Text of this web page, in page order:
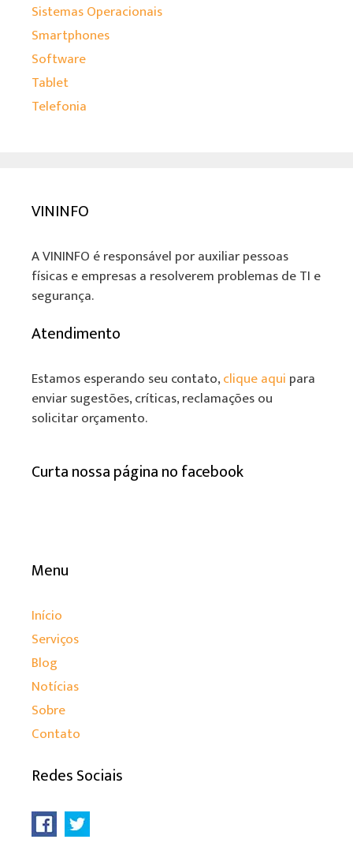
Sistemas Operacionais
Smartphones
Software
Tablet
Telefonia
VININFO
A VININFO é responsável por auxiliar pessoas
físicas e empresas a resolverem problemas de TI e
segurança.
Atendimento
Estamos esperando seu contato,clique aqui para
enviar sugestões, críticas, reclamações ou
solicitar orçamento.
Curta nossa página no facebook
Menu
Início
Serviços
Blog
Notícias
Sobre
Contato
Redes Sociais